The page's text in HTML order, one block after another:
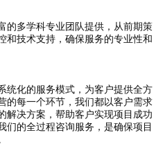
的多学科专业团队提供，从前期策
和技术支持，确保服务的专业性和
统化的服务模式，为客户提供全方
的每一个环节，我们都以客户需求
解决方案，帮助客户实现项目成功
们的全过程咨询服务，是确保项目